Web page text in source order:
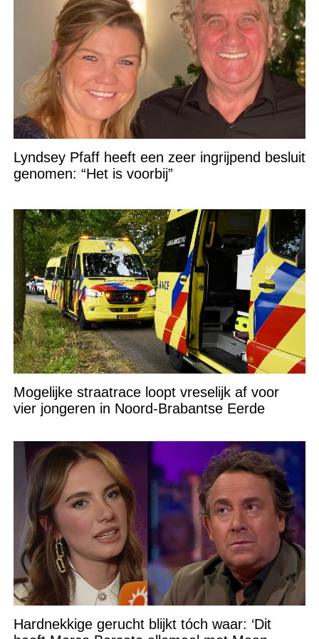
Lyndsey Pfaff heeft een zeer ingrijpend besluit
genomen: “Het is voorbij”
Mogelijke straatrace loopt vreselijk af voor
vier jongeren in Noord-Brabantse Eerde
Hardnekkige gerucht blijkt tóch waar: ‘Dit